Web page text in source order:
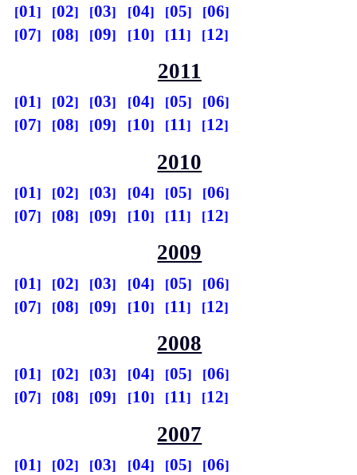
01 02 03 04 05
06
07
08 09 10 11 12
2011
01 02 03 04 05
06
07
08 09 10 11 12
2010
01 02 03 04 05
06
07
08 09 10 11 12
2009
01 02 03 04 05
06
07
08 09 10 11 12
2008
01 02 03 04 05
06
07
08 09 10 11 12
2007
01 02 03 04 05
06